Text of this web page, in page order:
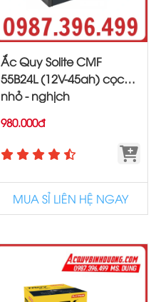
Ắc Quy Solite CMF
55B24L (12V-45ah) cọc
nhỏ - nghịch
980.000đ
MUA SỈ LIÊN HỆ NGAY